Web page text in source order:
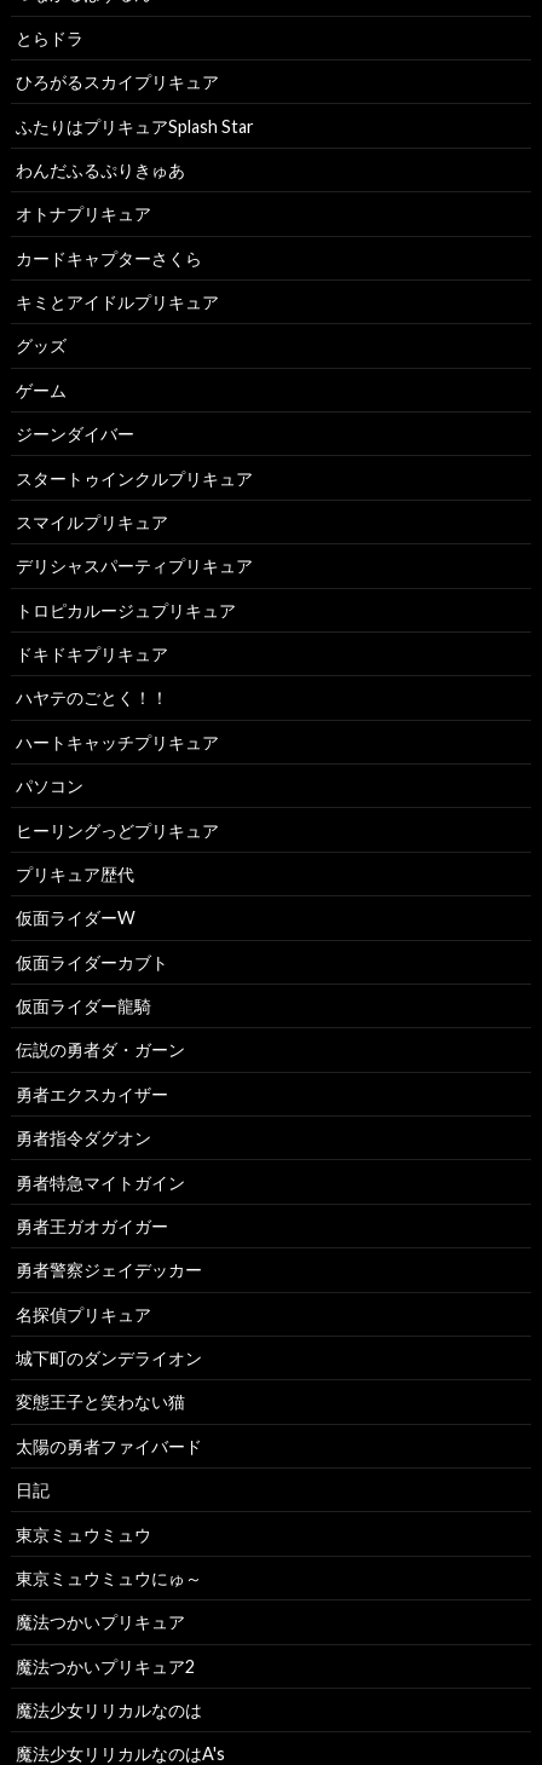
とらドラ
ひろがるスカイプリキュア
ふたりはプリキュアSplash Star
わんだふるぷりきゅあ
オトナプリキュア
カードキャプターさくら
キミとアイドルプリキュア
グッズ
ゲーム
ジーンダイバー
スタートゥインクルプリキュア
スマイルプリキュア
デリシャスパーティプリキュア
トロピカルージュプリキュア
ドキドキプリキュア
ハヤテのごとく！！
ハートキャッチプリキュア
パソコン
ヒーリングっどプリキュア
プリキュア歴代
仮面ライダーW
仮面ライダーカブト
仮面ライダー龍騎
伝説の勇者ダ・ガーン
勇者エクスカイザー
勇者指令ダグオン
勇者特急マイトガイン
勇者王ガオガイガー
勇者警察ジェイデッカー
名探偵プリキュア
城下町のダンデライオン
変態王子と笑わない猫
太陽の勇者ファイバード
日記
東京ミュウミュウ
東京ミュウミュウにゅ～
魔法つかいプリキュア
魔法つかいプリキュア2
魔法少女リリカルなのは
魔法少女リリカルなのはA's